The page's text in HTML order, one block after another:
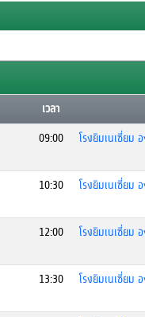
เวลา
09:00 โรงยิมเนเซี่ยม
10:30 โรงยิมเนเซี่ยม
12:00 โรงยิมเนเซี่ยม
13:30 โรงยิมเนเซี่ยม